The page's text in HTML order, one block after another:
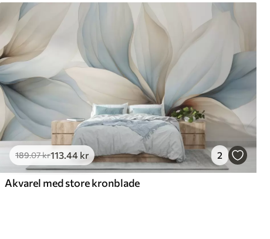
189.07kr113.44 kr 2
Akvarel med store kronblade